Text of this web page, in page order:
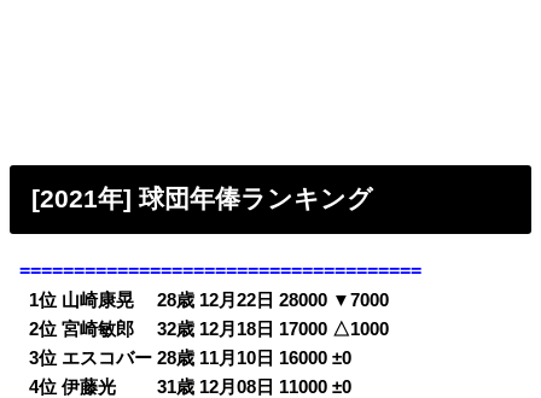
[2021年] 球団年俸ランキング
=====================================
1位 山崎康晃 28歳 12月22日 28000 ▼7000
02位 宮崎敏郎 32歳 12月18日 17000 △1000
03位 エスコバー 28歳 11月10日 16000 ±0
04位 伊藤光 31歳 12月08日 11000 ±0